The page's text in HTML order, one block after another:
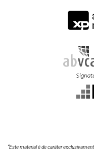
“Este material é de caráter